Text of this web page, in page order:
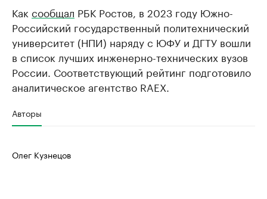
Как сообщал РБК Ростов, в 2023 году Южно-
Российский государственный политехнический
университет (НПИ) наряду с ЮФУ и ДГТУ вошли
в список лучших инженерно-технических вузов
России. Соответствующий рейтинг подготовило
аналитическое агентство RAEX.
Авторы
Олег Кузнецов